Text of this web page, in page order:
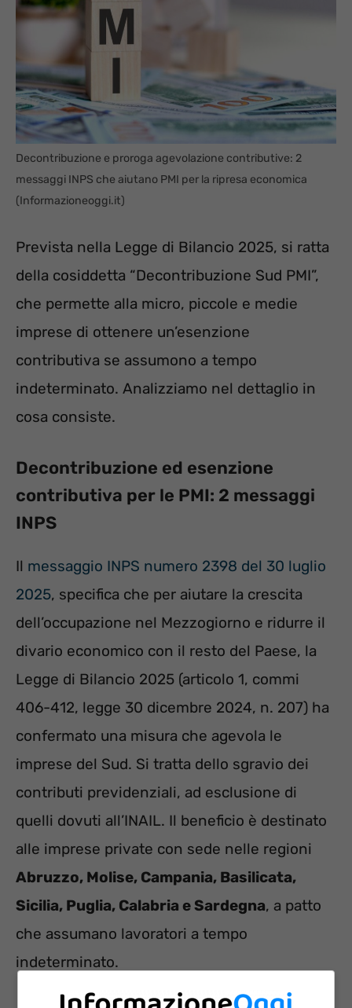
Decontribuzione e proroga agevolazione contributive: 2
messaggi INPS che aiutano PMI per la ripresa economica
(Informazioneoggi.it)
Prevista nella Legge di Bilancio 2025, si ratta
della cosiddetta “Decontribuzione Sud PMI”,
che permette alla micro, piccole e medie
imprese di ottenere un’esenzione
contributiva se assumono a tempo
indeterminato. Analizziamo nel dettaglio in
cosa consiste.
Decontribuzione ed esenzione
contributiva per le PMI: 2 messaggi
INPS
Il messaggio INPS numero 2398 del 30 luglio
2025, specifica che per aiutare la crescita
dell’occupazione nel Mezzogiorno e ridurre il
divario economico con il resto del Paese, la
Legge di Bilancio 2025 (articolo 1, commi
406-412, legge 30 dicembre 2024, n. 207) ha
confermato una misura che agevola le
imprese del Sud. Si tratta dello sgravio dei
contributi previdenziali, ad esclusione di
quelli dovuti all’INAIL. Il beneficio è destinato
alle imprese private con sede nelle regioni
Abruzzo, Molise, Campania, Basilicata,
Sicilia, Puglia, Calabria e Sardegna, a patto
che assumano lavoratori a tempo
indeterminato.